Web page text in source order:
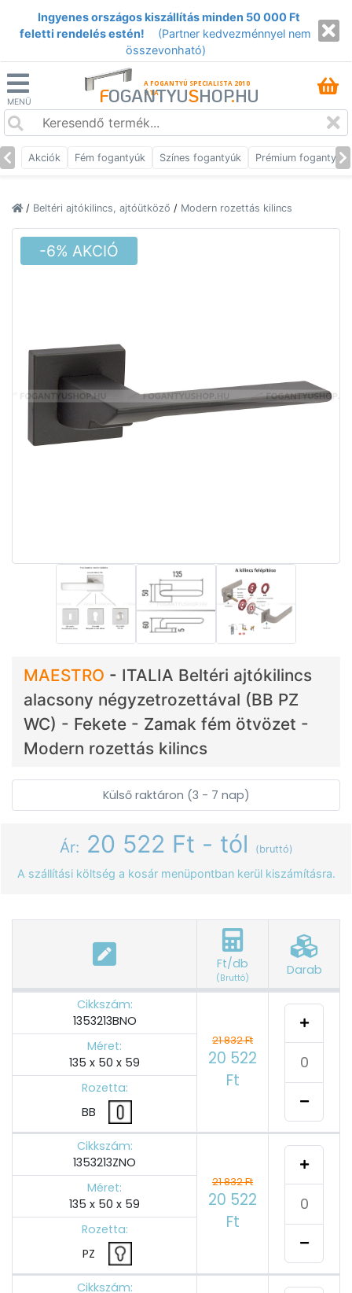
Ingyenes országos kiszállítás minden 50 000 Ft
feletti rendelés estén!
(Partner kedvezménnyel nem
összevonható)
MENÜ
A FOGANTYÚ SPECIALISTA 2010
ÓTA
FOGANTYUSHOP.HU
Akciók Fém fogantyúk Színes fogantyúk Prémium fogantyúk
/ Beltéri ajtókilincs, ajtóütköző / Modern rozettás kilincs
-6% AKCIÓ
MAESTRO - ITALIA Beltéri ajtókilincs
alacsony négyzetrozettával (BB PZ
WC) - Fekete - Zamak fém ötvözet -
Modern rozettás kilincs
Külső raktáron (3 - 7 nap)
Ár: 20 522 Ft - tól (bruttó)
A szállítási költség a kosár menüpontban kerül kiszámításra.
Ft/db
(Bruttó)
Darab
Cikkszám:
1353213BNO
21 832 Ft
20 522
Ft
Méret:
135 x 50 x 59
Rozetta:
BB
Cikkszám:
1353213ZNO
21 832 Ft
20 522
Ft
Méret:
135 x 50 x 59
Rozetta:
PZ
Cikkszám: